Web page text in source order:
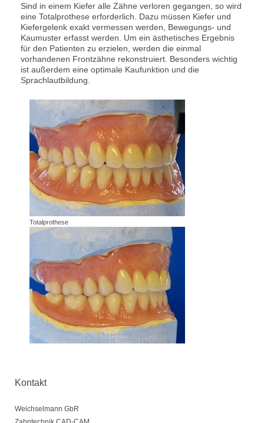
Sind in einem Kiefer alle Zähne verloren gegangen, so wird
eine Totalprothese erforderlich. Dazu müssen Kiefer und
Kiefergelenk exakt vermessen werden, Bewegungs- und
Kaumuster erfasst werden. Um ein ästhetisches Ergebnis
für den Patienten zu erzielen, werden die einmal
vorhandenen Frontzähne rekonstruiert. Besonders wichtig
ist außerdem eine optimale Kaufunktion und die
Sprachlautbildung.
Totalprothese
Kontakt
Weichselmann GbR